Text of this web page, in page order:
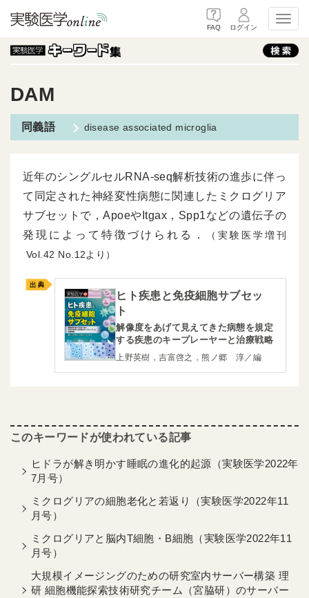
FAQ ログイン
DAM
disease associated microglia
近年のシングルセルRNA-seq解析技術の進歩に伴っ
て同定された神経変性病態に関連したミクログリア
サブセットで，ApoeやItgax，Spp1などの遺伝子の
発現によって特徴づけられる．
（実験医学増刊
42
12より）
ヒト疾患と免疫細胞サブセッ
ト
解像度をあげて見えてきた病態を規定
する疾患のキープレーヤーと治療戦略
上野英樹，吉富啓之，熊ノ郷 淳／編
ヒドラが解き明かす睡眠の進化的起源（実験医学2022年
7月号）
ミクログリアの細胞老化と若返り（実験医学2022年11
月号）
ミクログリアと脳内T細胞・B細胞（実験医学2022年11
月号）
大規模イメージングのための研究室内サーバー構築 理
研 細胞機能探索技術研究チーム（宮脇研）のサーバー